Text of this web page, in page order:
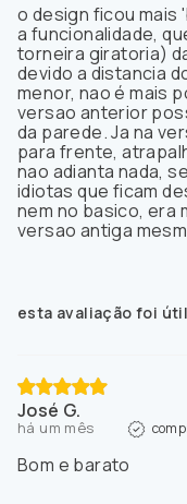
o design ficou mais
a funcionalidade,
torneira giratoria)
devido a distancia
menor, nao é mais
versao anterior
da parede. Ja na
para frente,
nao adianta nada,
idiotas que ficam
nem no basico, era
versao antiga
esta avaliação foi
José G.
há um mês
Bom e barato